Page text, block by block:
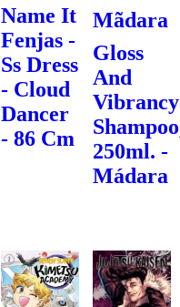
Name It
Fenjas -
Ss Dress
- Cloud
Dancer
- 86 Cm
Mãdara
Gloss
And
Vibrancy
250ml. -
Mádara